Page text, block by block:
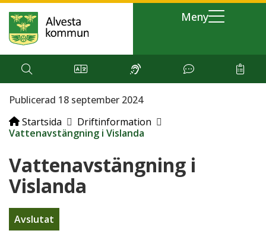
Meny
Publicerad 18 september 2024
Startsida
Driftinformation
Vattenavstängning i Vislanda
Vattenavstängning i
Vislanda
Avslutat